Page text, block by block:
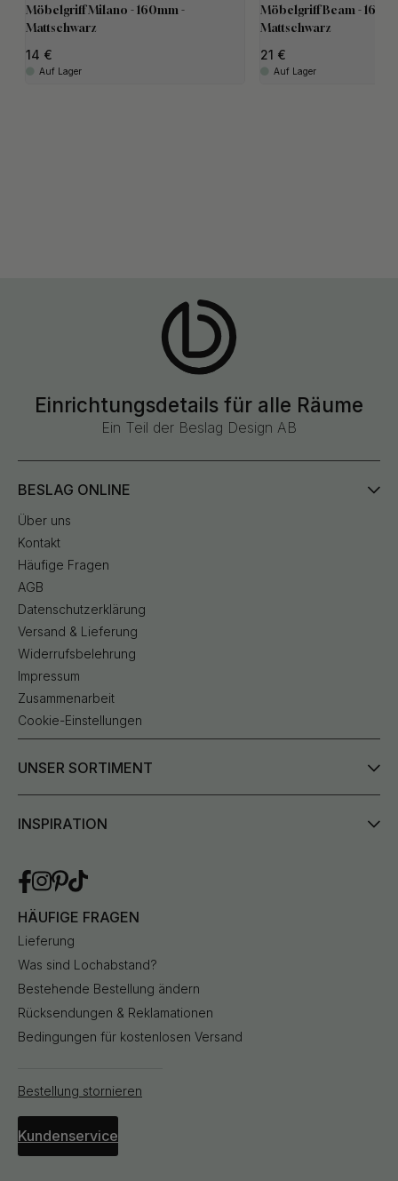
Möbelgriff Milano - 160mm -
Mattschwarz
14
Auf Lager
Möbelgriff Beam -
Mattschwarz
21
Auf Lager
Einrichtungsdetails für alle Räume
Ein Teil der Beslag Design AB
BESLAG ONLINE
Über uns
Kontakt
Häufige Fragen
AGB
Datenschutzerklärung
Versand & Lieferung
Widerrufsbelehrung
Impressum
Zusammenarbeit
Cookie-Einstellungen
UNSER SORTIMENT
INSPIRATION
HÄUFIGE FRAGEN
Lieferung
Was sind Lochabstand?
Bestehende Bestellung ändern
Rücksendungen & Reklamationen
Bedingungen für kostenlosen Versand
Bestellung stornieren
Kundenservice